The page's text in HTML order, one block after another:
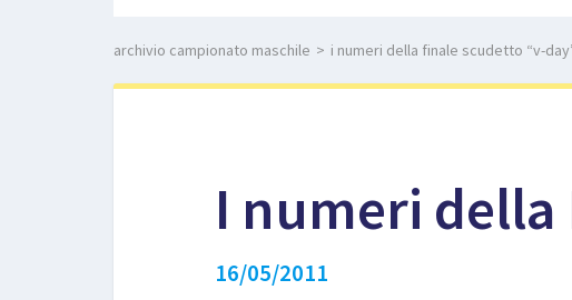
archivio campionato maschile > i numeri della finale scudetto “v-
I numeri della
16/05/2011